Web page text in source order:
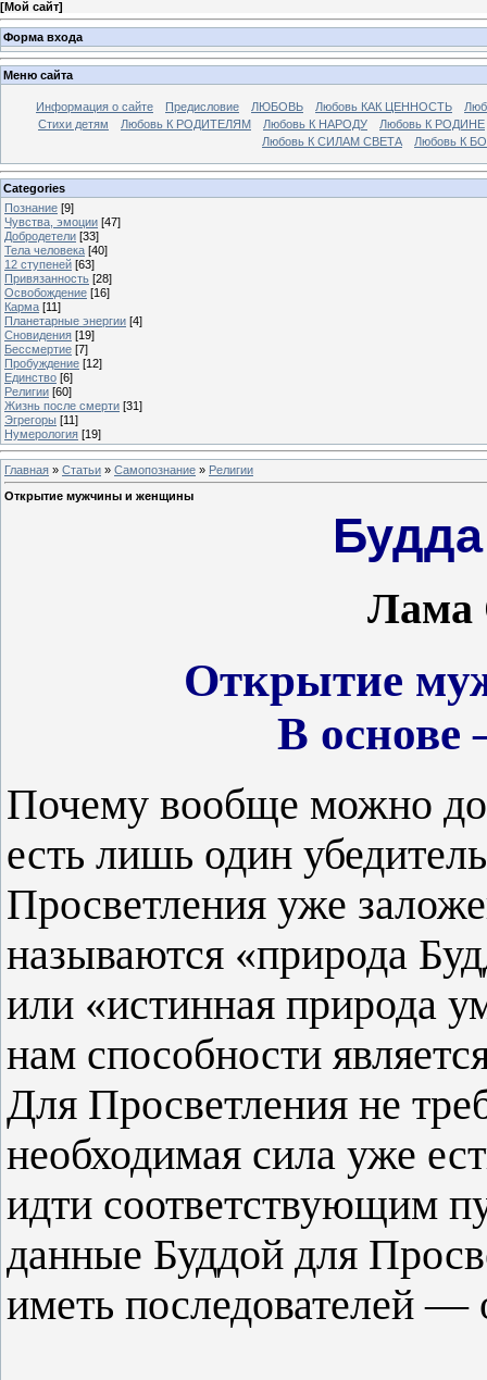
[Мой сайт]
Форма входа
Меню сайта
Информация о сайте Предисловие ЛЮБОВЬ Любовь КАК ЦЕННОСТЬ
Стихи детям
Любовь К РОДИТЕЛЯМ Любовь К НАРОДУ
Любовь К РОДИНЕ
Любовь К СИЛАМ СВЕТА
Любовь К
Categories
Познание [9]
Чувства, эмоции [47]
Добродетели [33]
Тела человека [40]
12 ступеней [63]
Привязанность [28]
Освобождение [16]
Карма [11]
Планетарные энергии [4]
Cновидения [19]
Бессмертие [7]
Пробуждение [12]
Единство [6]
Религии [60]
Жизнь после смерти [31]
Эгрегоры [11]
Нумерология [19]
Главная » Статьи » Самопознание » Религии
Открытие мужчины и женщины
Лама
Открытие
В
Почему вообще можно
есть лишь один
Просветления уже
называются «природа
или «истинная природа
нам способности
Для Просветления не
необходимая сила уже
идти соответствующим
данные Буддой для
иметь последователей —